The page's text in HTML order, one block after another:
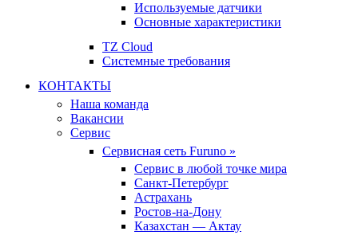
Используемые датчики
Основные характеристики
TZ Cloud
Системные требования
КОНТАКТЫ
Наша команда
Вакансии
Сервис
Сервисная сеть Furuno »
Сервис в любой точке мира
Санкт-Петербург
Астрахань
Ростов-на-Дону
Казахстан — Актау